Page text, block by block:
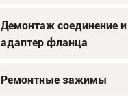
Демонтаж соединение и
адаптер фланца
Ремонтные зажимы